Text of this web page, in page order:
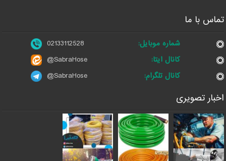
تماس با ما
شماره موبایل:
02133112528
کانال ایتا:
@SabraHose
کانال تلگرام:
@SabraHose
اخبار تصویری